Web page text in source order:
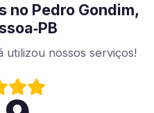
no Pedro Gondim,
utilizou nossos serviços!